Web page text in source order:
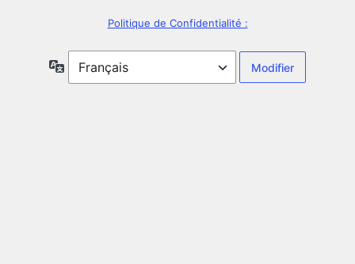
Politique de Confidentialité :
Langue